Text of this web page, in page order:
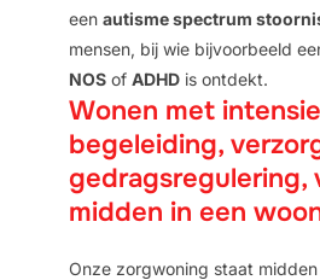
een autisme spectrum
mensen, bij wie bijvoorbeeld
NOSof ADHDis ontdekt.
Wonen met
begeleiding,
gedragsregulering,
midden in een
Onze zorgwoning staat